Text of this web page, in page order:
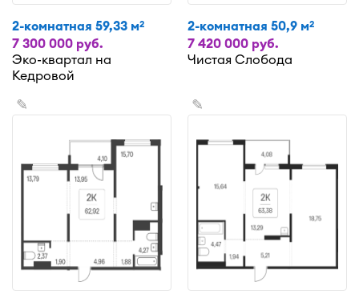
2-комнатная 59,33 м2
7 300 000 руб.
Эко-квартал на
Кедровой
2-комнатная 50,9 м2
7 420 000 руб.
Чистая Слобода
✎ ✎